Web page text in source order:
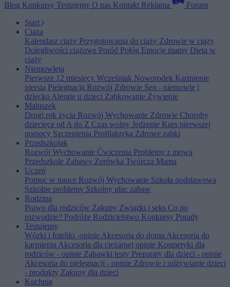
Blog Konkursy Testujemy O nas Kontakt Reklama
Forum
Start
Ciąża
Kalendarz ciąży Przygotowania do ciąży Zdrowie w ciąży
Dolegliwości ciążowe Poród Połóg Emocje mamy Dieta w
ciąży
Niemowlęta
Pierwsze 12 miesięcy Wcześniak Noworodek Karmienie
piersią Pielęgnacja Rozwój Zdrowie Sen - niemowlę i
dziecko Alergie u dzieci Ząbkowanie Żywienie
Maluszek
Drugi rok życia Rozwój Wychowanie Zdrowie Choroby
dziecięce od A do Z Czas wolny Jedzenie Kurs pierwszej
pomocy Szczepienia Profilaktyka Zdrowe ząbki
Przedszkolak
Rozwój Wychowanie Ćwiczenia Problemy z mową
Przedszkole Zabawy Zerówka Twórcza Mama
Uczeń
Pomoc w nauce Rozwój Wychowanie Szkoła podstawowa
Szkolne problemy Szkolny plac zabaw
Rodzina
Prawo dla rodziców Zakupy Związki i seks Co po
rozwodzie? Podróże Rodzicielstwo Konkursy Porady
Testujemy
Wózki i foteliki -opinieAkcesoria do domu Akcesoria do
karmieniaAkcesoria dla ciężarnej opinie Kosmetyki dla
rodziców - opinie Zabawki testy Preparaty dla dzieci - opinie
Akcesoria do pielęgnacji - opinie Zdrowie i odżywianie dzieci
- produkty Zakupy dla dzieci
Kuchnia